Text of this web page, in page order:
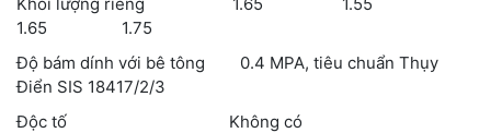
1.65 1.75
Độ bám dính với bê tông 0.4 MPA, tiêu chuẩn Thụy
Điển SIS 18417/2/3
Độc tố Không có